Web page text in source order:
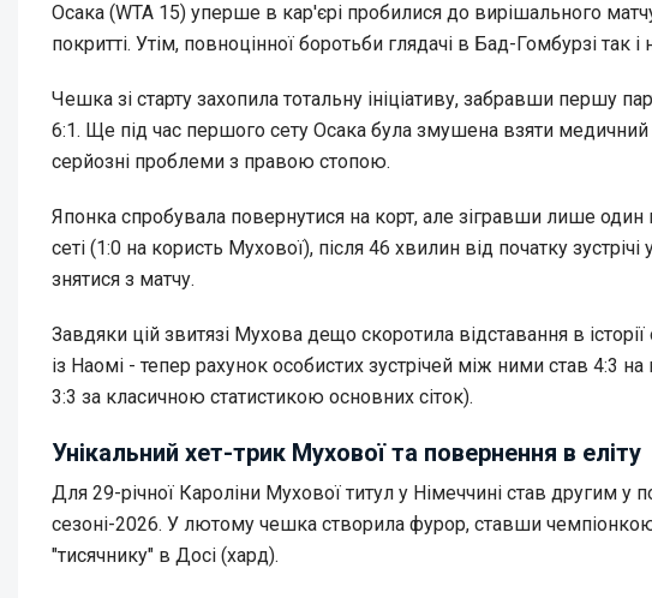
Осака (WTA 15) уперше в кар'єрі пробилися до вирішального
покритті. Утім, повноцінної боротьби глядачі в Бад-Гомбурзі так і
Чешка зі старту захопила тотальну ініціативу, забравши першу
6:1. Ще під час першого сету Осака була змушена взяти медичний
серйозні проблеми з правою стопою.
Японка спробувала повернутися на корт, але зігравши лише
сеті (1:0 на користь Мухової), після 46 хвилин від початку
знятися з матчу.
Завдяки цій звитязі Мухова дещо скоротила відставання в
із Наомі - тепер рахунок особистих зустрічей між ними став 4:3
3:3 за класичною статистикою основних сіток).
Унікальний хет-трик Мухової та повернення в еліту
Для 29-річної Кароліни Мухової титул у Німеччині став другим у
сезоні-2026. У лютому чешка створила фурор, ставши
"тисячнику" в Досі (хард).